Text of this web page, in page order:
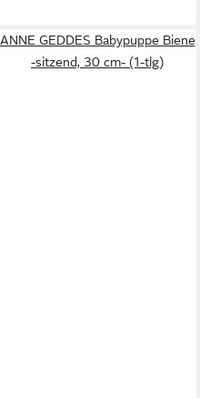
ANNE GEDDES Babypuppe Biene
-sitzend, 30 cm- (1-tlg)